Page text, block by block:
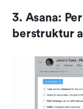
3. Asana:
berstruktur